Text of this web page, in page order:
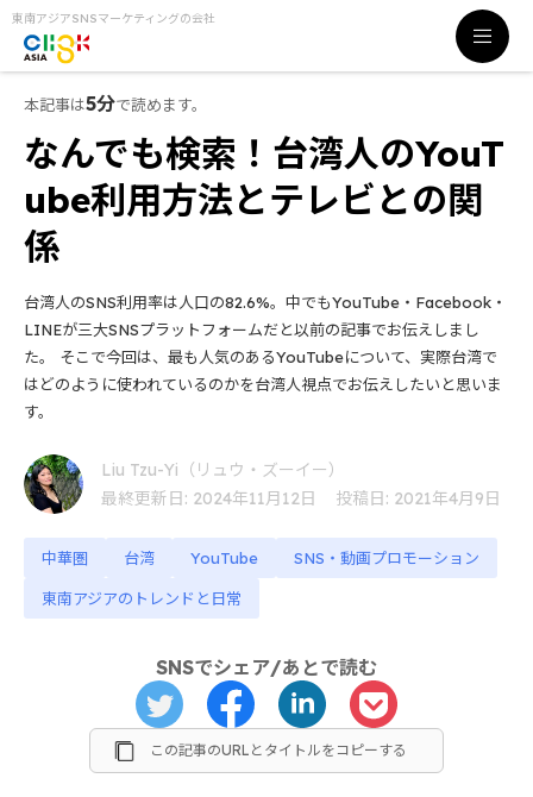
東南アジアSNSマーケティングの会社
本記事は5分で読めます。
なんでも検索！台湾人のYouT
ube利用方法とテレビとの関
係
台湾人のSNS利用率は人口の82.6%。中でもYouTube・Facebook・
LINEが三大SNSプラットフォームだと以前の記事でお伝えしまし
た。 そこで今回は、最も人気のあるYouTubeについて、実際台湾で
はどのように使われているのかを台湾人視点でお伝えしたいと思いま
す。
Liu Tzu-Yi（リュウ・ズーイー）
最終更新日: 2024年11月12日
投稿日: 2021年4月9日
中華圏 台湾 YouTube SNS・動画プロモーション
東南アジアのトレンドと日常
SNSでシェア/あとで読む
この記事のURLとタイトルをコピーする